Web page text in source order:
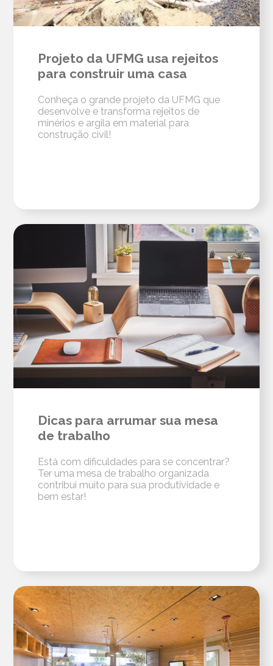
Projeto da UFMG usa rejeitos
para construir uma casa
Conheça o grande projeto da UFMG que
desenvolve e transforma rejeitos de
minérios e argila em material para
construção civil!
Dicas para arrumar sua mesa
de trabalho
Está com dificuldades para se concentrar?
Ter uma mesa de trabalho organizada
contribui muito para sua produtividade e
bem estar!